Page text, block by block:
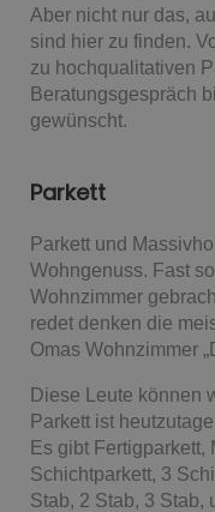
Aber nicht nur das,
sind hier zu finden.
zu hochqualitativen
Beratungsgespräch
gewünscht.
Parkett
Parkett und
Wohngenuss. Fast
Wohnzimmer
redet denken die
Omas Wohnzimmer
Diese Leute können
Parkett ist
Es gibt Fertigparkett,
Schichtparkett, 3
Stab, 2 Stab, 3 Stab,